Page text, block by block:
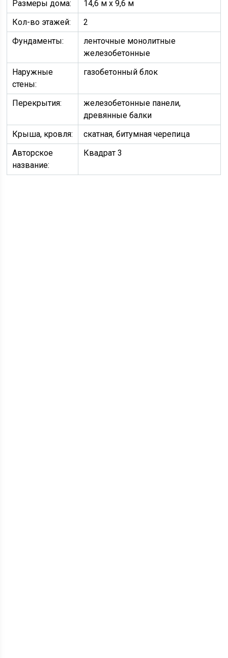
Размеры дома:
14,6 м х 9,6 м
Кол-во этажей:
2
Фундаменты:
ленточные монолитные
железобетонные
Наружные
стены:
газобетонный блок
Перекрытия:
железобетонные панели,
древянные балки
Крыша, кровля:
скатная, битумная черепица
Авторское
название:
Квадрат 3